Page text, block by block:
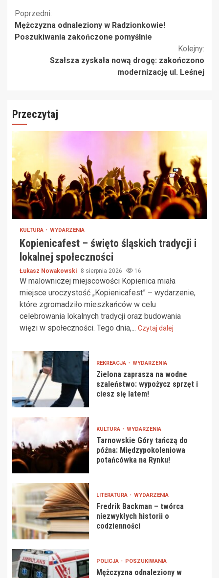
Kontynuuj
czytanie
Poprzedni:
Mężczyzna odnaleziony w Radzionkowie!
Poszukiwania zakończone pomyślnie
Kolejny:
Szałsza zyskała nową drogę: zakończono
modernizację ul. Leśnej
Przeczytaj
KULTURA WYDARZENIA
Kopienicafest – święto śląskich tradycji i
lokalnej społeczności
Łukasz Nowakowski 8 sierpnia 2026 16
W malowniczej miejscowości Kopienica miała
miejsce uroczystość „Kopienicafest” – wydarzenie,
które zgromadziło mieszkańców w celu
celebrowania lokalnych tradycji oraz budowania
więzi w społeczności. Tego dnia,... Czytaj dalej
REKREACJA WYDARZENIA
Zielona zaprasza na wodne
szaleństwo: wypożycz sprzęt i
ciesz się latem!
KULTURA WYDARZENIA
Tarnowskie Góry tańczą do
późna: Międzypokoleniowa
potańcówka na Rynku!
LITERATURA WYDARZENIA
Fredrik Backman – twórca
niezwykłych historii o
codzienności
POLICJA POSZUKIWANIA
Mężczyzna odnaleziony w